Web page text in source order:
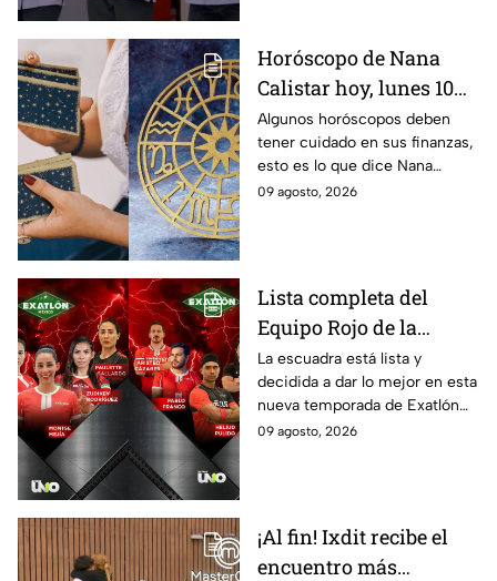
Horóscopo de Nana
Calistar hoy, lunes 10
de agosto para cada
signo; deben tener
cuidado con sus
finanzas y evitar los
Algunos horóscopos deben
tener cuidado en sus finanzas,
esto es lo que dice Nana
Calistar en sus predicciones
09 agosto, 2026
Lista completa del
Equipo Rojo de la
décima Temporada de
Exatlón México
La escuadra está lista y
decidida a dar lo mejor en esta
nueva temporada de Exatlón
México.
09 agosto, 2026
¡Al fin! Ixdit recibe el
encuentro más